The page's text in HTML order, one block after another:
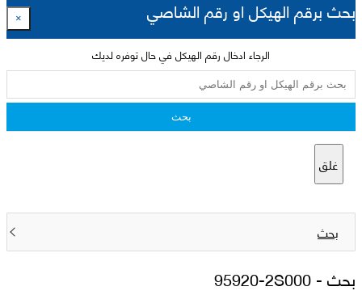
بحث برقم الهيكل او رقم الشاصي ×
الرجاء ادخال رقم الهيكل في حال توفره لديك
بحث
غلق
بحث
بحث -95920-2S000